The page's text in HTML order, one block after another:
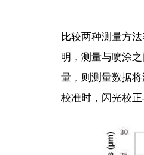
比较两种测量方
明，测量与喷涂
量，则测量数据
校准时，闪光校